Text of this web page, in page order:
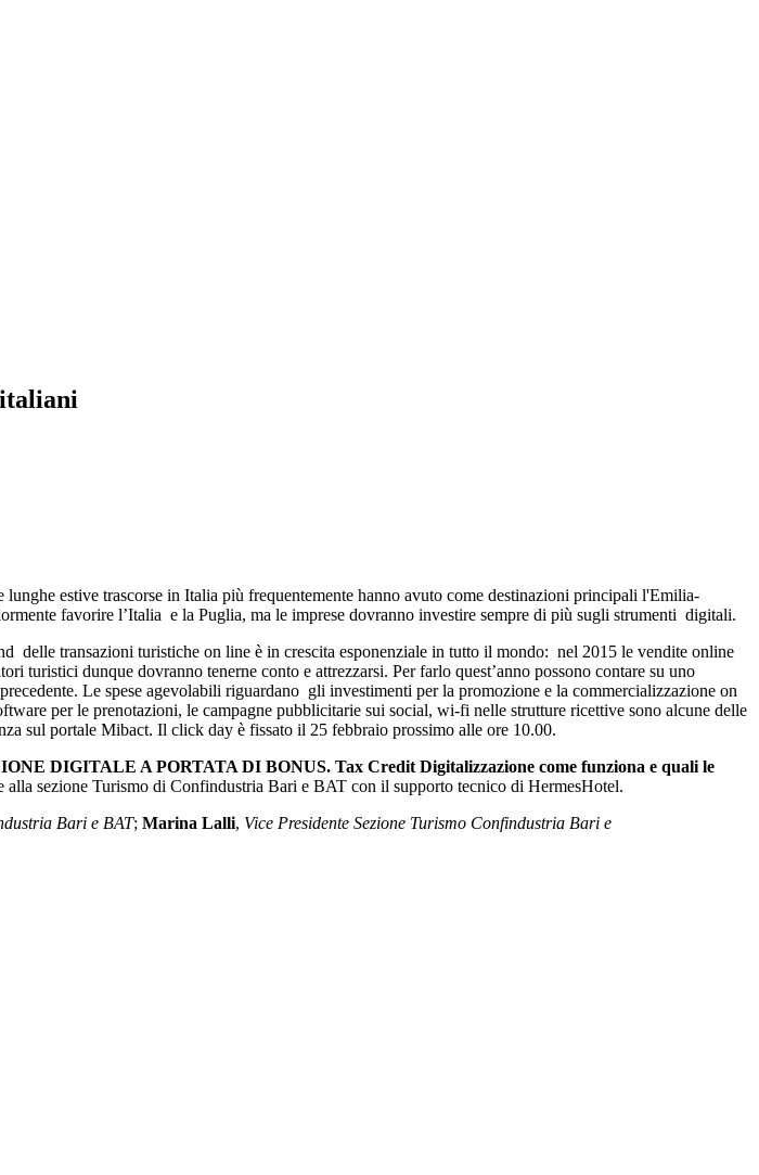
estive trascorse in Italia più frequentemente hanno avuto come destinazioni principali l'Emilia-
favorire l’Italia e la Puglia, ma le imprese dovranno investire sempre di più sugli strumenti digitali.
transazioni turistiche on line è in crescita esponenziale in tutto il mondo: nel 2015 le vendite online
turistici dunque dovranno tenerne conto e attrezzarsi. Per farlo quest’anno possono contare su uno
Le spese agevolabili riguardano gli investimenti per la promozione e la commercializzazione on
per le prenotazioni, le campagne pubblicitarie sui social, wi-fi nelle strutture ricettive sono alcune delle
sul portale Mibact. Il click day è fissato il 25 febbraio prossimo alle ore 10.00.
DIGITALE A PORTATA DI BONUS. Tax Credit Digitalizzazione come funziona e quali le
sezione Turismo di Confindustria Bari e BAT con il supporto tecnico di HermesHotel.
Bari e BAT; Marina Lalli, Vice Presidente Sezione Turismo Confindustria Bari e